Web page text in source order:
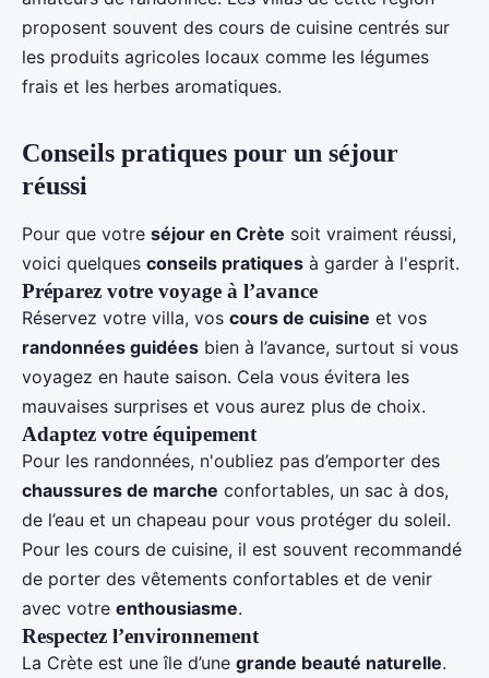
proposent souvent des cours de cuisine centrés sur
les produits agricoles locaux comme les légumes
frais et les herbes aromatiques.
Conseils pratiques pour un séjour
réussi
Pour que votre séjour en Crète soit vraiment réussi,
voici quelques conseils pratiques à garder à l'esprit.
Préparez votre voyage à l’avance
Réservez votre villa, vos cours de cuisine et vos
randonnées guidées bien à l’avance, surtout si vous
voyagez en haute saison. Cela vous évitera les
mauvaises surprises et vous aurez plus de choix.
Adaptez votre équipement
Pour les randonnées, n'oubliez pas d’emporter des
chaussures de marche confortables, un sac à dos,
de l’eau et un chapeau pour vous protéger du soleil.
Pour les cours de cuisine, il est souvent recommandé
de porter des vêtements confortables et de venir
avec votre enthousiasme.
Respectez l’environnement
La Crète est une île d’une grande beauté naturelle.